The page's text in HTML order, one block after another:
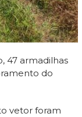
47 armadilhas
do
vetor foram